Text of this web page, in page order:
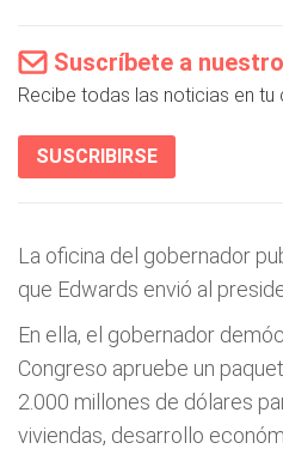
Suscríbete a
Recibe todas las noticias en tu
SUSCRIBIRSE
La oficina del gobernador
que Edwards envió al
En ella, el gobernador
Congreso apruebe un
2.000 millones de dólares
viviendas, desarrollo